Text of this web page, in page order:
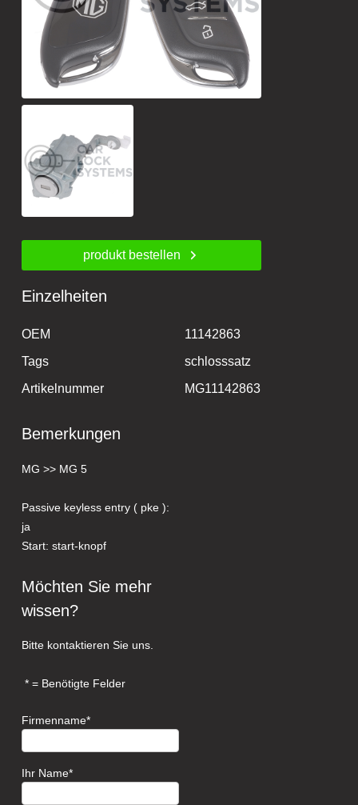
produkt bestellen
Einzelheiten
OEM
11142863
Tags
schlosssatz
Artikelnummer
MG11142863
Bemerkungen
MG >> MG 5
Passive keyless entry ( pke ):
ja
Start: start-knopf
Möchten Sie mehr
wissen?
Bitte kontaktieren Sie uns.
= Benötigte Felder
Firmenname
Ihr Name